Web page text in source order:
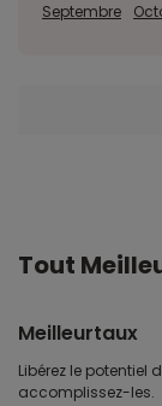
Septembre
Tout
Meilleurtaux
Libérez le potentiel
accomplissez-les.